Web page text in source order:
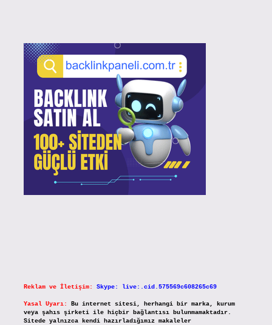
Reklam ve İletişim: Skype: live:.cid.575569c608265c69
Yasal Uyarı:
Bu internet sitesi, herhangi bir marka, kurum
veya şahıs şirketi ile hiçbir bağlantısı bulunmamaktadır.
Sitede yalnızca kendi hazırladığımız makaleler